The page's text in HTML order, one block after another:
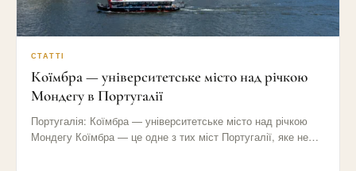
СТАТТІ
Коїмбра — університетське місто над річкою
Мондегу в Португалії
Португалія: Коїмбра — університетське місто над річкою
Мондегу Коїмбра — це одне з тих міст Португалії, яке не…